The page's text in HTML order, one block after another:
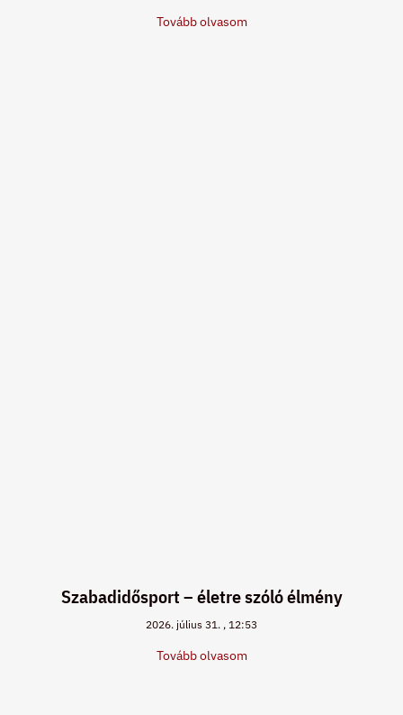
Tovább olvasom
Szabadidősport – életre szóló élmény
2026. július 31. 12:53
Tovább olvasom